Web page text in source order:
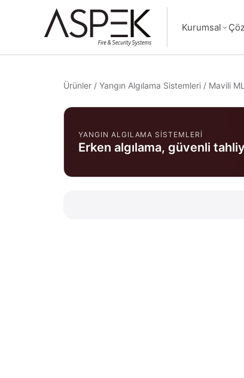
Kurumsal
Ürünler / Yangın Algılama Sistemleri / Mavili
YANGIN ALGILAMA SISTEMLERI
Erken algılama, güvenli